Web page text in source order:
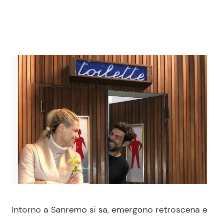
News Musica
News Spettacolo
Benessere
Casa
Moda e Style
Cucina e Ricette
Consigli di Cucina
Dolci
Intorno a Sanremo si sa, emergono retroscena e